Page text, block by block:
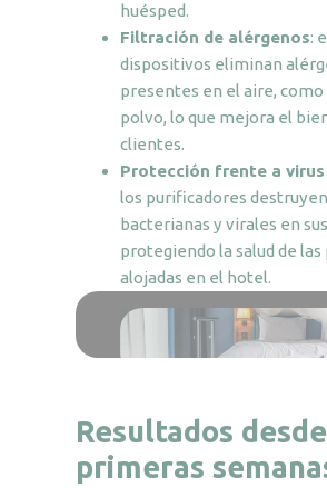
huésped.
Filtración de alérgenos:
dispositivos eliminan
presentes en el aire,
polvo, lo que mejora el
clientes.
Protección frente a
los purificadores
bacterianas y virales en
protegiendo la salud de las
alojadas en el hotel.
Resultados
primeras